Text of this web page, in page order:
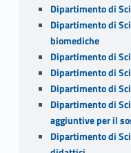
Dipartimento di
Dipartimento di
biomediche
Dipartimento di
Dipartimento di
Dipartimento di
Dipartimento di
aggiuntive per il
Dipartimento di